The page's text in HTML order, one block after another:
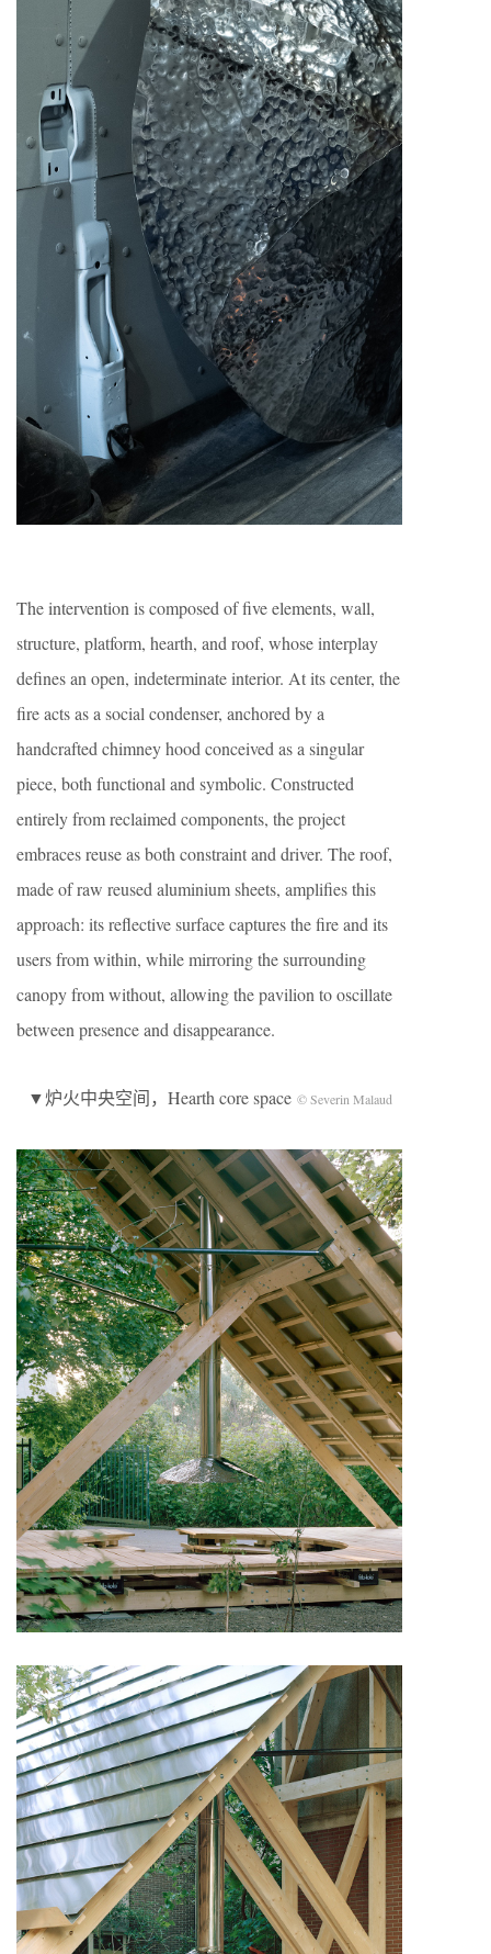
The intervention is composed of five elements, wall,
structure, platform, hearth, and roof, whose interplay
defines an open, indeterminate interior. At its center, the
fire acts as a social condenser, anchored by a
handcrafted chimney hood conceived as a singular
piece, both functional and symbolic. Constructed
entirely from reclaimed components, the project
embraces reuse as both constraint and driver. The roof,
made of raw reused aluminium sheets, amplifies this
approach: its reflective surface captures the fire and its
users from within, while mirroring the surrounding
canopy from without, allowing the pavilion to oscillate
between presence and disappearance.
▼炉火中央空间，Hearth core space © Severin Malaud